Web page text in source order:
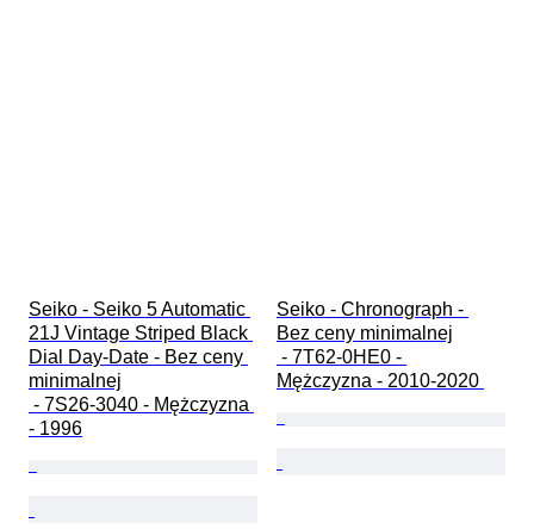
Seiko - Seiko 5 Automatic
21J Vintage Striped Black
Dial Day-Date - Bez ceny
minimalnej
- 1996
Seiko - Chronograph -
Bez ceny minimalnej
Mężczyzna - 2010-2020